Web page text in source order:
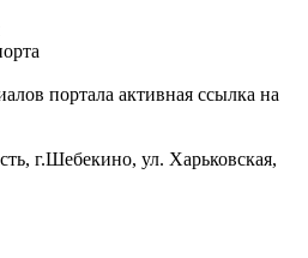
портала активная ссылка на
г.Шебекино, ул. Харьковская,